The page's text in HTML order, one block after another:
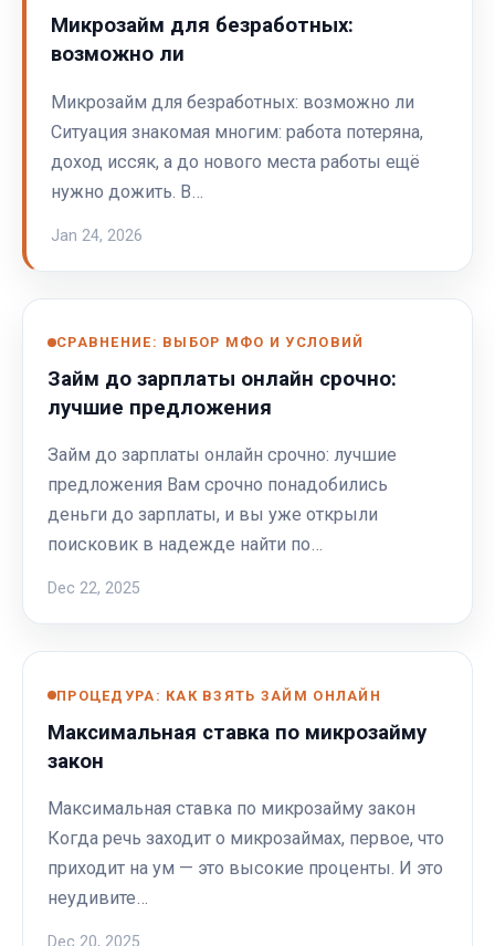
Микрозайм для безработных:
возможно ли
Микрозайм для безработных: возможно ли
Ситуация знакомая многим: работа потеряна,
доход иссяк, а до нового места работы ещё
нужно дожить. В…
Jan 24, 2026
СРАВНЕНИЕ: ВЫБОР МФО И УСЛОВИЙ
Займ до зарплаты онлайн срочно:
лучшие предложения
Займ до зарплаты онлайн срочно: лучшие
предложения Вам срочно понадобились
деньги до зарплаты, и вы уже открыли
поисковик в надежде найти по…
Dec 22, 2025
ПРОЦЕДУРА: КАК ВЗЯТЬ ЗАЙМ ОНЛАЙН
Максимальная ставка по микрозайму
закон
Максимальная ставка по микрозайму закон
Когда речь заходит о микрозаймах, первое, что
приходит на ум — это высокие проценты. И это
неудивите…
Dec 20, 2025